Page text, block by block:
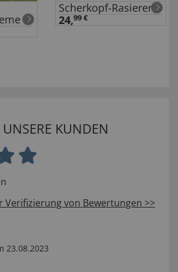
Scherkopf-Rasierer
24,99 €
KUNDEN
Verifizierung von Bewertungen >>
23.08.2023